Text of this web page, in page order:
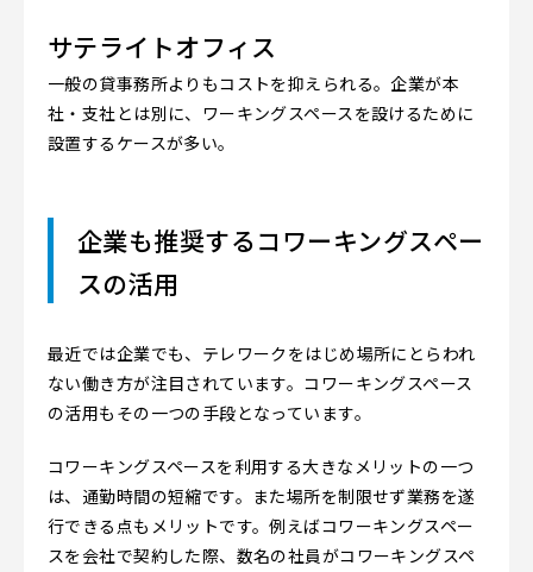
サテライトオフィス
一般の貸事務所よりもコストを抑えられる。企業が本
社・支社とは別に、ワーキングスペースを設けるために
設置するケースが多い。
企業も推奨するコワーキングスペー
スの活用
最近では企業でも、テレワークをはじめ場所にとらわれ
ない働き方が注目されています。コワーキングスペース
の活用もその一つの手段となっています。
コワーキングスペースを利用する大きなメリットの一つ
は、通勤時間の短縮です。また場所を制限せず業務を遂
行できる点もメリットです。例えばコワーキングスペー
スを会社で契約した際、数名の社員がコワーキングスペ